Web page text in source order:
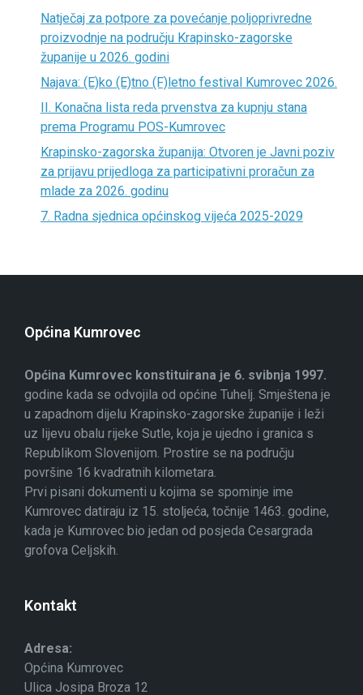
Natječaj za potpore za povećanje poljoprivredne
proizvodnje na području Krapinsko-zagorske
županije u 2026. godini
Najava: (E)ko (E)tno (F)letno festival Kumrovec 2026.
II. Konačna lista reda prvenstva za kupnju stana
prema Programu POS-Kumrovec
Krapinsko-zagorska županija: Otvoren je Javni poziv
za prijavu prijedloga za participativni proračun za
mlade za 2026. godinu
7. Radna sjednica općinskog vijeća 2025-2029
Općina Kumrovec
Općina Kumrovec konstituirana je 6. svibnja 1997.
godine kada se odvojila od općine Tuhelj. Smještena je
u zapadnom dijelu Krapinsko-zagorske županije i leži
uz lijevu obalu rijeke Sutle, koja je ujedno i granica s
Republikom Slovenijom. Prostire se na području
površine 16 kvadratnih kilometara.
Prvi pisani dokumenti u kojima se spominje ime
Kumrovec datiraju iz 15. stoljeća, točnije 1463. godine,
kada je Kumrovec bio jedan od posjeda Cesargrada
grofova Celjskih.
Kontakt
Adresa:
Općina Kumrovec
Ulica Josipa Broza 12